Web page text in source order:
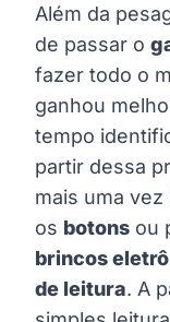
Além da
de passar o
fazer todo o
ganhou
tempo
partir dessa
mais uma
os botons ou
brincos
de leitura. A